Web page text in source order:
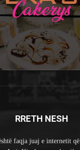
RRETH NESH
faqja juaj e internetit